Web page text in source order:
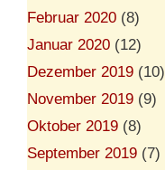
Februar 2020 (8)
Januar 2020 (12)
Dezember 2019 (10)
November 2019 (9)
Oktober 2019 (8)
September 2019 (7)